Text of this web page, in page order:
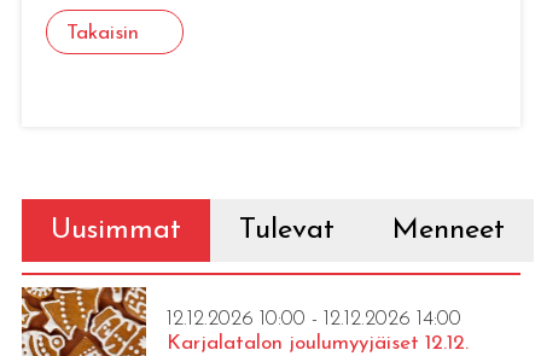
Takaisin
Uusimmat Tulevat Menneet
12.12.2026 10:00 - 12.12.2026 14:00
Karjalatalon joulumyyjäiset 12.12.